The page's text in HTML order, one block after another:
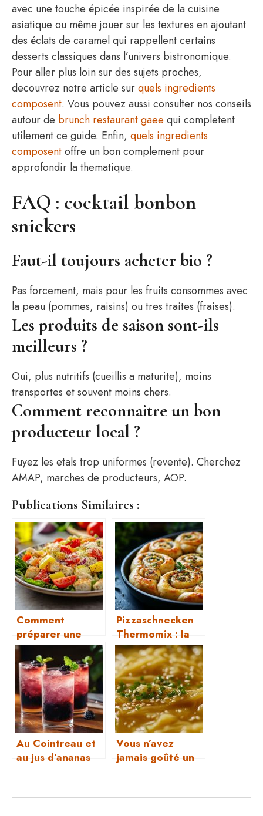
avec une touche épicée inspirée de la cuisine
asiatique ou même jouer sur les textures en ajoutant
des éclats de caramel qui rappellent certains
desserts classiques dans l’univers bistronomique.
Pour aller plus loin sur des sujets proches,
decouvrez notre article surquels ingredients
composent. Vous pouvez aussi consulter nos conseils
autour de brunch restaurant gaee qui completent
utilement ce guide. Enfin, quels ingredients
composentoffre un bon complement pour
approfondir la thematique.
FAQ : cocktail bonbon
snickers
Faut-il toujours acheter bio ?
Pas forcement, mais pour les fruits consommes avec
la peau (pommes, raisins) ou tres traites (fraises).
Les produits de saison sont-ils
meilleurs ?
Oui, plus nutritifs (cueillis a maturite), moins
transportes et souvent moins chers.
Comment reconnaitre un bon
producteur local ?
Fuyez les etals trop uniformes (revente). Cherchez
AMAP, marches de producteurs, AOP.
Publications Similaires :
Comment
préparer une
salade César ​?
Pizzaschnecken
Thermomix : la
recette parfaite
en 5 minutes
Au Cointreau et
au jus d’ananas
Vous n’avez
jamais goûté un
prêt en moins de